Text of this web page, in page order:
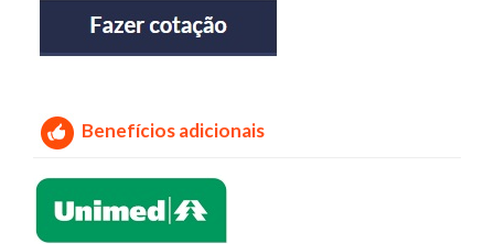
Benefícios adicionais